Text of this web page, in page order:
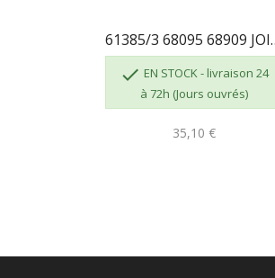
61385/3 68095
 EN STOCK - livraison 24
à 72h (Jours ouvrés)
35,10 €